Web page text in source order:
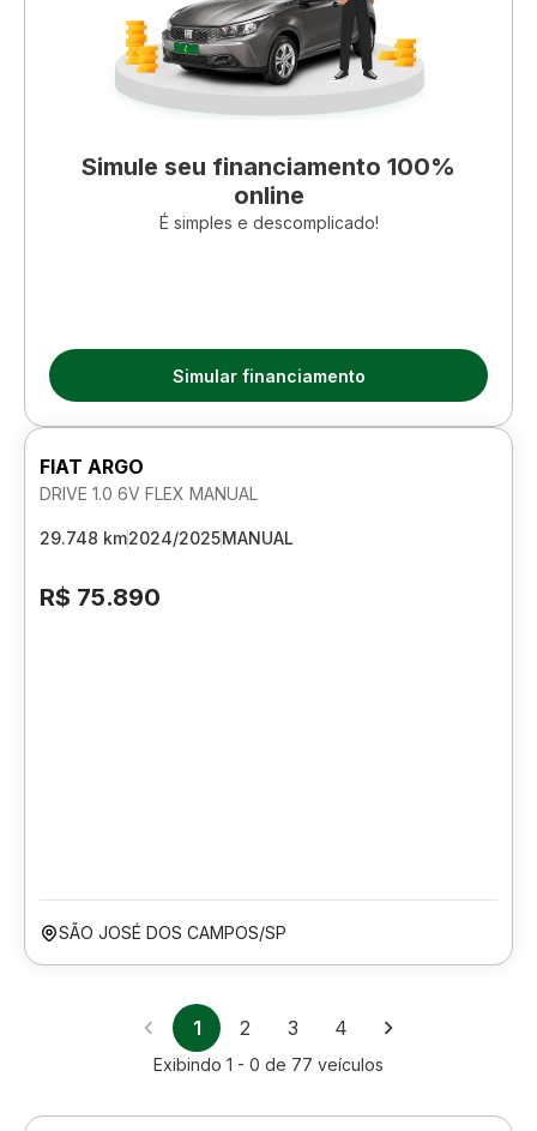
Simule seu financiamento 100%
online
É simples e descomplicado!
Simular financiamento
FIAT ARGO
DRIVE 1.0 6V FLEX MANUAL
29.748 km2024/2025MANUAL
R$ 75.890
SÃO JOSÉ DOS CAMPOS/SP
1 2 3 4
Exibindo 1 - 0 de 77 veículos